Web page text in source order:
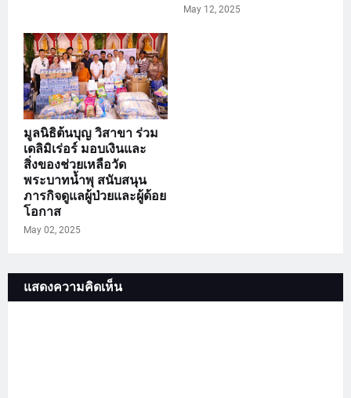
May 12, 2025
มูลนิธิต้นบุญ วิสาขา ร่วม
เดลิมิเร่อร์ มอบเงินและ
สิ่งของช่วยเหลือวัด
พระบาทน้ำพุ สนับสนุน
ภารกิจดูแลผู้ป่วยและผู้ด้อย
โอกาส
May 02, 2025
แสดงความคิดเห็น